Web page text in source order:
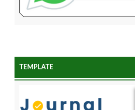
TEMPLATE